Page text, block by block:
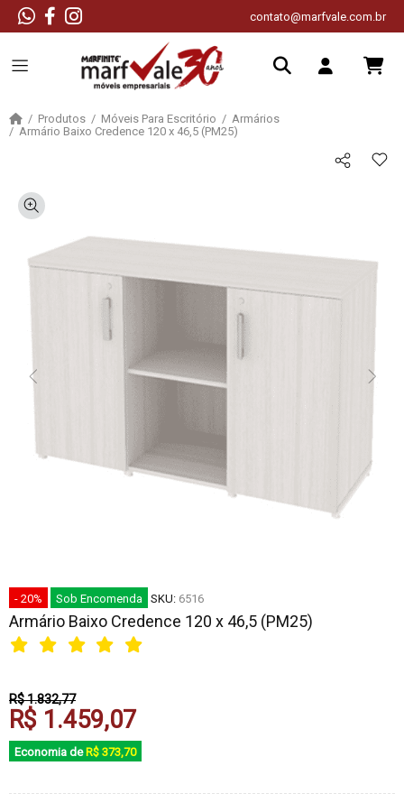
contato@marfvale.com.br
Produtos Móveis Para Escritório
Armários
Armário Baixo Credence 120 x 46,5 (PM25)
- 20% Sob Encomenda SKU: 6516
Armário Baixo Credence 120 x 46,5 (PM25)
R$ 1.832,77
R$ 1.459,07
Economia de R$ 373,70